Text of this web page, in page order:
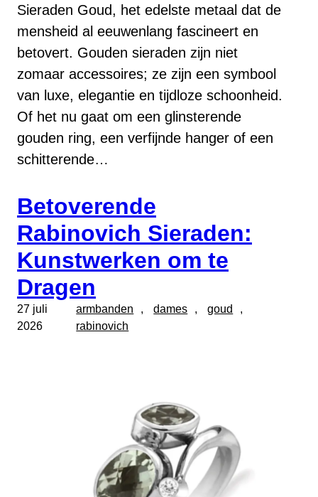
Sieraden Goud, het edelste metaal dat de
mensheid al eeuwenlang fascineert en
betovert. Gouden sieraden zijn niet
zomaar accessoires; ze zijn een symbool
van luxe, elegantie en tijdloze schoonheid.
Of het nu gaat om een glinsterende
gouden ring, een verfijnde hanger of een
schitterende…
Betoverende
Rabinovich Sieraden:
Kunstwerken om te
Dragen
27 juli
2026
armbanden , dames , goud
rabinovich